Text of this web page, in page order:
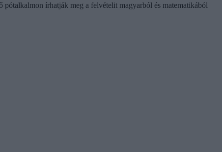
írhatják meg a felvételit magyarból és matematikából